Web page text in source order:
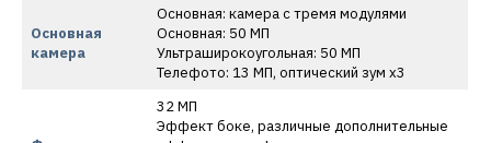
Основная
камера
Основная: камера с тремя модулями
Основная: 50 МП
Ультраширокоугольная: 50 МП
Телефото: 13 МП, оптический зум x3
32 МП
Эффект боке, различные дополнительные